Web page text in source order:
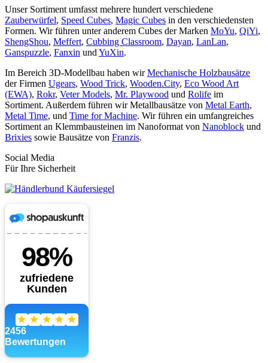
Unser Sortiment umfasst mehrere hundert verschiedene
Zauberwürfel, Speed Cubes, Magic Cubes in den verschiedensten
Formen. Wir führen unter anderem Cubes der Marken MoYu, QiYi,
ShengShou, Meffert, Cubbing Classroom, Dayan, LanLan,
Ganspuzzle, Fanxin und YuXin.
Im Bereich 3D-Modellbau haben wirMechanische Holzbausätze
der Firmen Ugears, Wood Trick, Wooden.City, Eco Wood Art
(EWA), Rokr, Veter Models, Mr. Playwood und Rolife im
Sortiment. Außerdem führen wir Metallbausätze von Metal Earth,
Metal Time, und Time for Machine. Wir führen ein umfangreiches
Sortiment an Klemmbausteinen im Nanoformat von Nanoblock und
Brixies sowie Bausätze von Franzis.
Social Media
Für Ihre Sicherheit